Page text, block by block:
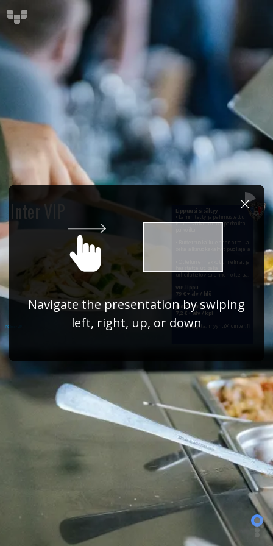
Inter VIP
Lippuusi sisältyy
• Lämmitetty ja pehmustettu
istuin pääkatsomon parhailta
• Buffetruokailu ennen ottelua
sekä jälkiruokakahvit puoliajalla
• Ottelun ennakkotunnelmat ja
urheilutietovisa ennen ottelua.
VIP-lippu
79 € + alv / hlö
Juomaliput
7,2 € + alv / kpl
Ota yhteyttä: myynti@fcinter.fi
FC Inter VIP
Navigate the presentation by swiping
left, right, up, or down